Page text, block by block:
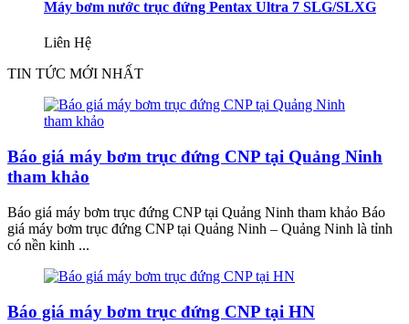
Máy bơm nước trục đứng Pentax Ultra 7 SLG/SLXG
Liên Hệ
TIN TỨC MỚI NHẤT
Báo giá máy bơm trục đứng CNP tại Quảng Ninh
tham khảo
Báo giá máy bơm trục đứng CNP tại Quảng Ninh tham khảo Báo
giá máy bơm trục đứng CNP tại Quảng Ninh – Quảng Ninh là tỉnh
có nền kinh ...
Báo giá máy bơm trục đứng CNP tại HN